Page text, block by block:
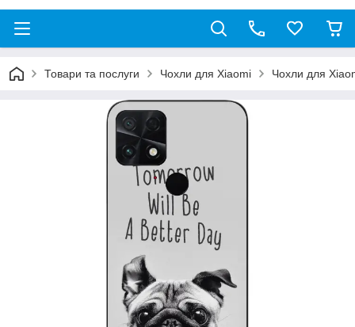
Товари та послуги Чохли для Xiaomi Чохли для